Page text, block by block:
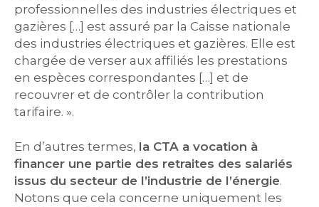
professionnelles des industries électriques et
gazières […] est assuré par la Caisse nationale
des industries électriques et gazières. Elle est
chargée de verser aux affiliés les prestations
en espèces correspondantes […] et de
recouvrer et de contrôler la contribution
tarifaire. ».
En d’autres termes, la CTA a vocation à
financer une partie des retraites des salariés
issus du secteur de l’industrie de l’énergie.
Notons que cela concerne uniquement les